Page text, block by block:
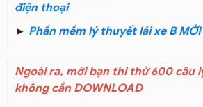
điện thoại
► Phần mềm lý thuyết lái xe B MỚI
Ngoài ra, mời bạn thi thử 600 câu
không cần DOWNLOAD